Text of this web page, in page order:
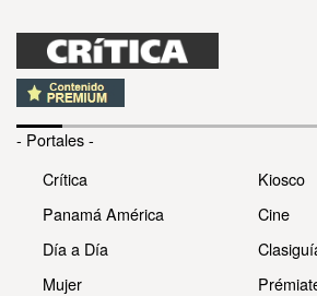
- Portales -
Crítica
Panamá América
Día a Día
Mujer
Kiosco
Cine